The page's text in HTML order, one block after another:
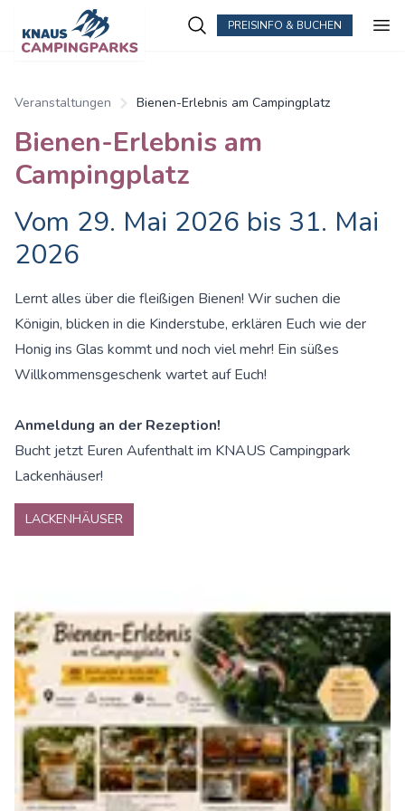
PREISINFO & BUCHEN
Veranstaltungen Bienen-Erlebnis am Campingplatz
Bienen-Erlebnis am
Campingplatz
Vom 29. Mai 2026 bis 31. Mai
2026
Lernt alles über die fleißigen Bienen! Wir suchen die
Königin, blicken in die Kinderstube, erklären Euch wie der
Honig ins Glas kommt und noch viel mehr! Ein süßes
Willkommensgeschenk wartet auf Euch!
Anmeldung an der Rezeption!
Bucht jetzt Euren Aufenthalt im KNAUS Campingpark
Lackenhäuser!
LACKENHÄUSER